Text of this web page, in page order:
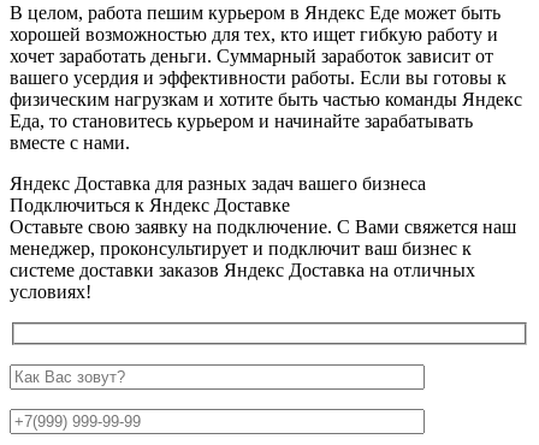
В целом, работа пешим курьером в Яндекс Еде может быть
хорошей возможностью для тех, кто ищет гибкую работу и
хочет заработать деньги. Суммарный заработок зависит от
вашего усердия и эффективности работы. Если вы готовы к
физическим нагрузкам и хотите быть частью команды Яндекс
Еда, то становитесь курьером и начинайте зарабатывать
вместе с нами.
Яндекс Доставка для разных задач вашего бизнеса
Подключиться к Яндекс Доставке
Оставьте свою заявку на подключение. С Вами свяжется наш
менеджер, проконсультирует и подключит ваш бизнес к
системе доставки заказов Яндекс Доставка на отличных
условиях!